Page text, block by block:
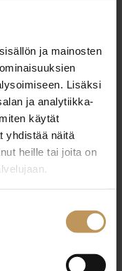
ja mainosten
Lisäksi
ja analytiikka-
käytät
yhdistää näitä
heille tai joita on